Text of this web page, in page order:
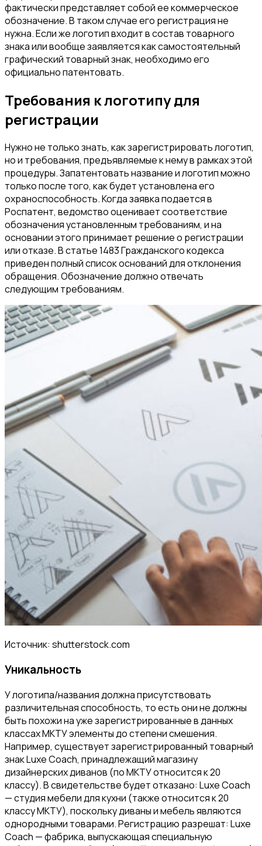
фактически представляет собой ее коммерческое
обозначение. В таком случае его регистрация не
нужна. Если же логотип входит в состав товарного
знака или вообще заявляется как самостоятельный
графический товарный знак, необходимо его
официально патентовать.
Требования к логотипу для
регистрации
Нужно не только знать, как зарегистрировать логотип,
но и требования, предъявляемые к нему в рамках этой
процедуры. Запатентовать название и логотип можно
только после того, как будет установлена его
охраноспособность. Когда заявка подается в
Роспатент, ведомство оценивает соответствие
обозначения установленным требованиям, и на
основании этого принимает решение о регистрации
или отказе. В статье 1483 Гражданского кодекса
приведен полный список оснований для отклонения
обращения. Обозначение должно отвечать
следующим требованиям.
Источник: shutterstock.com
Уникальность
У логотипа/названия должна присутствовать
различительная способность, то есть они не должны
быть похожи на уже зарегистрированные в данных
классах МКТУ элементы до степени смешения.
Например, существует зарегистрированный товарный
знак Luxe Coach, принадлежащий магазину
дизайнерских диванов (по МКТУ относится к 20
классу). В свидетельстве будет отказано: Luxe Coach
— студия мебели для кухни (также относится к 20
классу МКТУ), поскольку диваны и мебель являются
однородными товарами. Регистрацию разрешат: Luxe
Coach — фабрика, выпускающая специальную